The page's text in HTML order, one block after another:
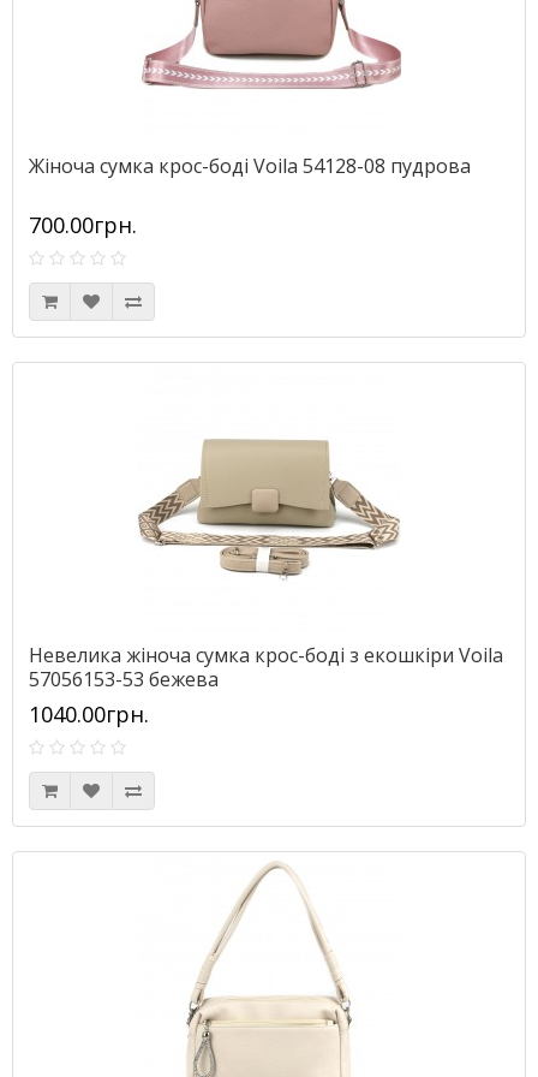
Жіноча сумка крос-боді Voila 54128-08 пудрова
700.00грн.
Невелика жіноча сумка крос-боді з екошкіри Voila
57056153-53 бежева
1040.00грн.